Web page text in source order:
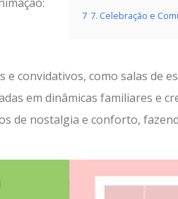
7 7. Celebração e
convidativos, como salas de
em dinâmicas familiares e
de nostalgia e conforto,